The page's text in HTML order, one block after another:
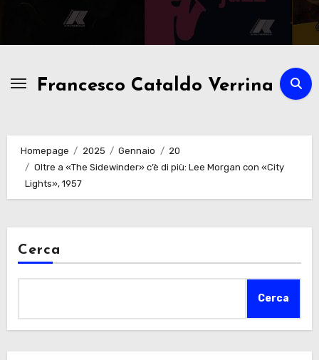
Francesco Cataldo Verrina
Homepage 2025 Gennaio
20
Oltre a «The Sidewinder» c’è di più: Lee Morgan con «City
Lights», 1957
Cerca
Cerca